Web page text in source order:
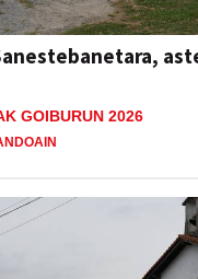
GOIBURUN 2026